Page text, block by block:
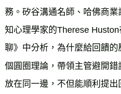
務。矽谷溝通名師、哈佛商
知心理學家的Therese
聊》中分析，為什麼給回饋
個圓圈理論，帶領主管避開
放在同一邊，不但能順利提